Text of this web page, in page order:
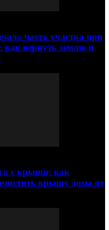
часть участка при
как вернуть землю и
с крыши: как
крышу дома от